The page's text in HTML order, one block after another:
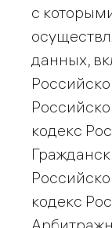
с
данных,
кодекс
кодекс